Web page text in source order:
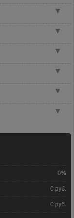
▼
▼
▼
▼
▼
▼
0%
0 руб.
0 руб.